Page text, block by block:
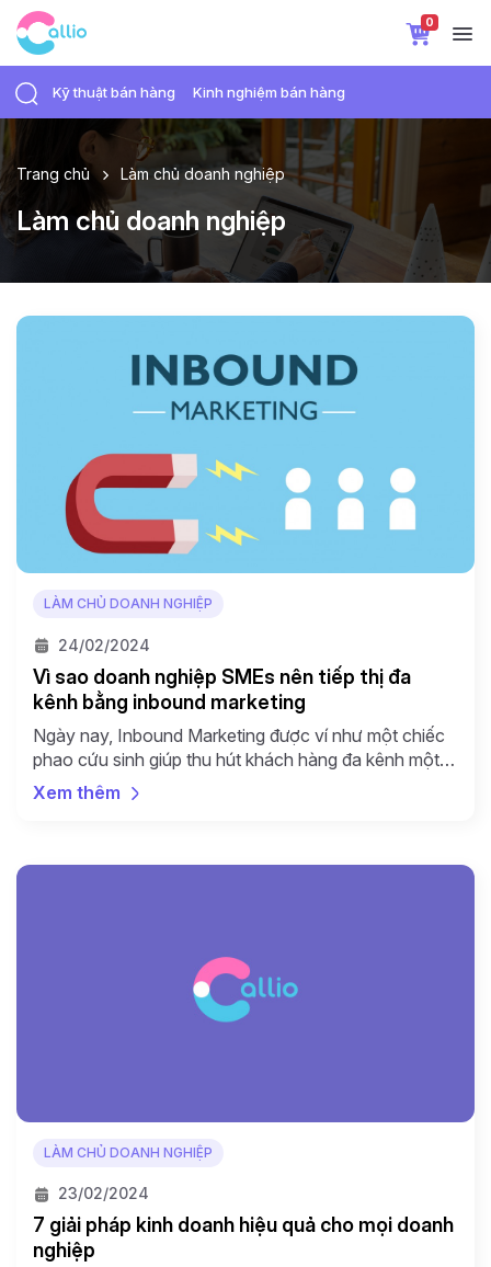
0
Kỹ thuật bán hàng Kinh nghiệm bán hàng
Trang chủ Làm chủ doanh nghiệp
Làm chủ doanh nghiệp
LÀM CHỦ DOANH NGHIỆP
24/02/2024
Vì sao doanh nghiệp SMEs nên tiếp thị đa
kênh bằng inbound marketing
Ngày nay, Inbound Marketing được ví như một chiếc
phao cứu sinh giúp thu hút khách hàng đa kênh một
cách tự nhiên mà hiệu quả. Đặc biệt đối với các
doanh nghiệp vừa và nhỏ (SMEs), với những hạn chế
Xem thêm
LÀM CHỦ DOANH NGHIỆP
23/02/2024
7 giải pháp kinh doanh hiệu quả cho mọi doanh
nghiệp